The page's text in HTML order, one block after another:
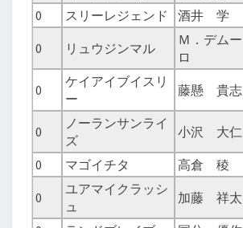
0
スリーレジェンド 酒井 学
0 リュウジンマル
Ｍ．デムー
ロ
0
ケイアイブイスリ
ー
藤懸 貴志
0
ノーランサンライ
ズ
小沢 大仁
0 マゴイチタ 高倉 稜
0
ユアマイクラッシ
ュ
加藤 祥太